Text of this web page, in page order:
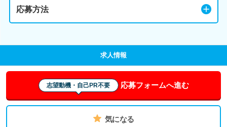
応募方法
求人情報
志望動機・自己PR不要 応募フォームへ進む
気になる